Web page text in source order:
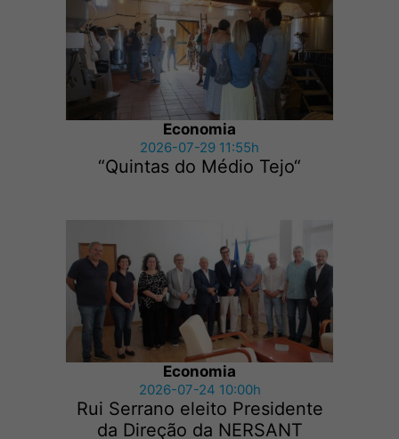
Economia
2026-07-29 11:55h
“Quintas do Médio Tejo“
Economia
2026-07-24 10:00h
Rui Serrano eleito Presidente
da Direção da NERSANT